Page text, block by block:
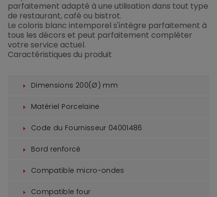
parfaitement adapté à une utilisation dans tout type
de restaurant, café ou bistrot.
Le coloris blanc intemporel s'intègre parfaitement à
tous les décors et peut parfaitement compléter
votre service actuel.
Caractéristiques du produit
Dimensions 200(Ø) mm
Matériel Porcelaine
Code du Fournisseur 04001486
Bord renforcé
Compatible micro-ondes
Compatible four